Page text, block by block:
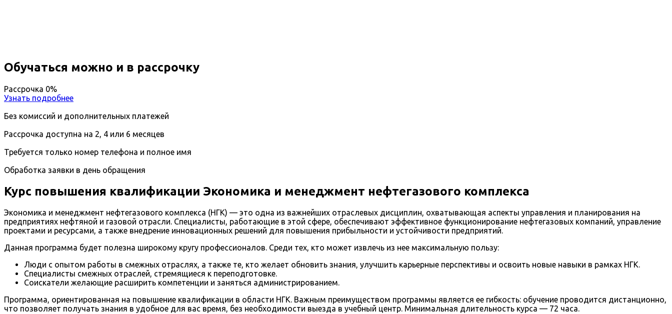
Обучаться можно и в рассрочку
Рассрочка 0%
Узнать подробнее
Без комиссий и дополнительных платежей
Рассрочка доступна на 2, 4 или 6 месяцев
Требуется только номер телефона и полное имя
Обработка заявки в день обращения
Курс повышения квалификации Экономика и менеджмент нефтегазового комплекса
Экономика и менеджмент нефтегазового комплекса (НГК) — это одна из важнейших отраслевых дисциплин, охватывающая аспекты управления и планирования на
предприятиях нефтяной и газовой отрасли. Специалисты, работающие в этой сфере, обеспечивают эффективное функционирование нефтегазовых компаний, управление
проектами и ресурсами, а также внедрение инновационных решений для повышения прибыльности и устойчивости предприятий.
Данная программа будет полезна широкому кругу профессионалов. Среди тех, кто может извлечь из нее максимальную пользу:
Люди с опытом работы в смежных отраслях, а также те, кто желает обновить знания, улучшить карьерные перспективы и освоить новые навыки в рамках НГК.
Специалисты смежных отраслей, стремящиеся к переподготовке.
Соискатели желающие расширить компетенции и заняться администрированием.
Программа, ориентированная на повышение квалификации в области НГК. Важным преимуществом программы является ее гибкость: обучение проводится дистанционно,
что позволяет получать знания в удобное для вас время, без необходимости выезда в учебный центр. Минимальная длительность курса — 72 часа.